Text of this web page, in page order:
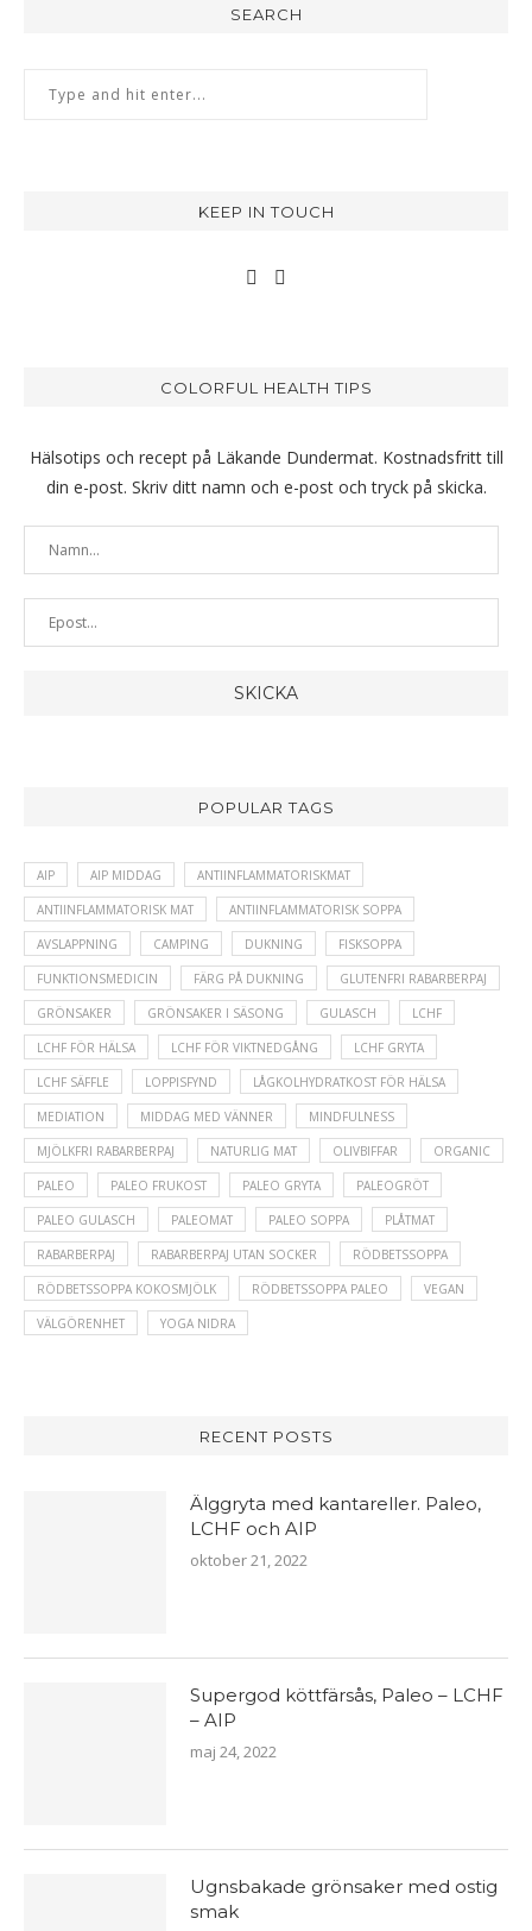
SEARCH
KEEP IN TOUCH
COLORFUL HEALTH TIPS
Hälsotips och recept på Läkande Dundermat. Kostnadsfritt till
din e-post. Skriv ditt namn och e-post och tryck på skicka.
POPULAR TAGS
AIP AIP MIDDAG ANTIINFLAMMATORISKMAT
ANTIINFLAMMATORISK MAT ANTIINFLAMMATORISK SOPPA
AVSLAPPNING CAMPING DUKNING FISKSOPPA
FUNKTIONSMEDICIN FÄRG PÅ DUKNING GLUTENFRI RABARBERPAJ
GRÖNSAKER GRÖNSAKER I SÄSONG GULASCH LCHF
LCHF FÖR HÄLSA LCHF FÖR VIKTNEDGÅNG LCHF GRYTA
LCHF SÄFFLE LOPPISFYND LÅGKOLHYDRATKOST FÖR HÄLSA
MEDIATION MIDDAG MED VÄNNER MINDFULNESS
MJÖLKFRI RABARBERPAJ NATURLIG MAT OLIVBIFFAR ORGANIC
PALEO PALEO FRUKOST PALEO GRYTA PALEOGRÖT
PALEO GULASCH PALEOMAT PALEO SOPPA PLÅTMAT
RABARBERPAJ RABARBERPAJ UTAN SOCKER RÖDBETSSOPPA
RÖDBETSSOPPA KOKOSMJÖLK RÖDBETSSOPPA PALEO VEGAN
VÄLGÖRENHET YOGA NIDRA
RECENT POSTS
Älggryta med kantareller. Paleo,
LCHF och AIP
oktober 21, 2022
Supergod köttfärsås, Paleo – LCHF
– AIP
maj 24, 2022
Ugnsbakade grönsaker med ostig
smak